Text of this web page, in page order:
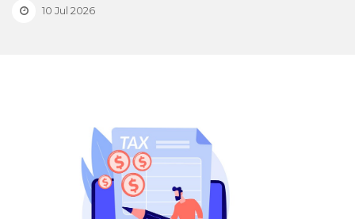
10 Jul 2026